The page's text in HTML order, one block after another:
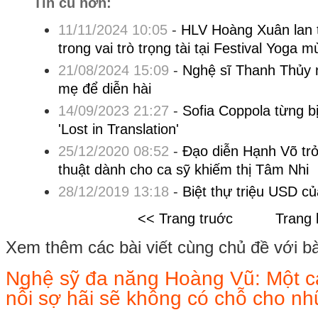
11/11/2024 10:05- HLV Hoàng Xuân
trong vai trò trọng tài tại Festival Yoga
21/08/2024 15:09 - Nghệ sĩ Thanh Thủy
mẹ để diễn hài
14/09/2023 21:27 - Sofia Coppola từng
'Lost in Translation'
25/12/2020 08:52 - Đạo diễn Hạnh Võ
thuật dành cho ca sỹ khiếm thị Tâm Nhi
28/12/2019 13:18 - Biệt thự triệu USD
<< Trang truớc
Trang
Xem thêm các bài viết cùng chủ đề với
Nghệ sỹ đa năng Hoàng Vũ: Một
nỗi sợ hãi sẽ không có chỗ cho